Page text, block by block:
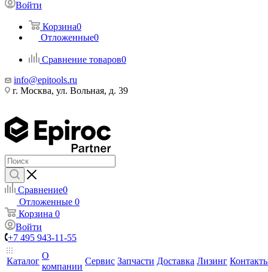
Войти
Корзина0
Отложенные0
Сравнение товаров0
info@epitools.ru
г. Москва, ул. Вольная, д. 39
Сравнение0
Отложенные 0
Корзина 0
Войти
+7 495 943-11-55
Каталог
О
компании
Сервис Запчасти Доставка Лизинг